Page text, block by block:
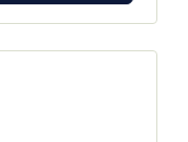
Aufnahmen
von